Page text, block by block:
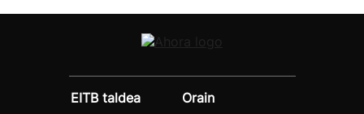
EITB taldea
Orain